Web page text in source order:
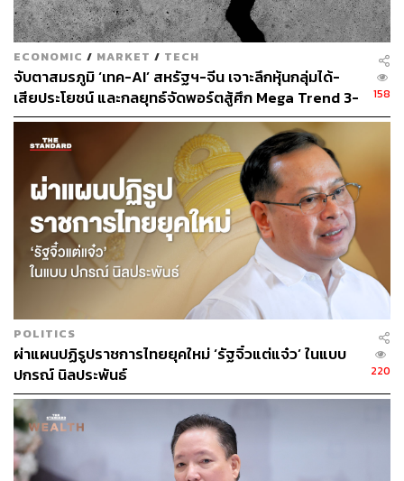
เหล่านี้จะส่งผลกระทบในวงกว้างต่อธุรกิจ วิชาชีพ และสังคม
ด้าน Elon Musk หนึ่งในมหาเศรษฐีนักลงทุนชั้นนำ ซึ่งใน
เวลานี้กำลังให้ความสนใจในการลงทุนจำนวนมากเพื่อ
สนับสนุนการพัฒนาเทคโนโลยี AI ซึ่ง Musk เตือนว่า
เทคโนโลยีของ AI อาจทำให้เกิด ‘การทำลายล้างอารยธรรม’
(Civilization Destruction) ของประเทศต่างๆ ทั่วโลกได้
ทั้งนี้ Musk กล่าวระหว่างการให้สัมภาษ์กับทาง Fox ว่า AI
นั้นมีอันตรายมากหากพิจารณาจากศักยภาพที่ AI มีอยู่ใน
ปัจจุบัน เช่น การออกแบบเครื่องบิน การออกแบบระบบ
บริหารจัดการ หรือการบำรุงรักษาการผลิต เป็นต้น
ขณะเดียวกัน ก่อนหน้านี้ Musk มีการเอ่ยปากเตือนหลายครั้ง
ถึงศักยภาพที่น่ากังวลของ AI ท่ามกลางการเพิ่มจำนวนของ
ผลิตภัณฑ์ AI สำหรับการใช้งานทั่วไปของผู้บริโภค รวมถึง
จากยักษ์ใหญ่ด้านเทคโนโลยีอย่าง Google และ Microsift ซึ่ง
เมื่อเดือนมีนาคมที่ผ่านมา Musk ได้เข้าร่วมกลุ่มผู้นำ
เทคโนโลยีรายอื่นๆ ในการลงนามในจดหมายเปิดผนึกเพื่อ
เรียกร้องให้มีการหยุดการแข่งขันชั่วคราวเป็นเวลา 6 เดือน
สำหรับการพัฒนา AI
ECONOMIC / MARKET / TECH
จับตาสมรภูมิ ‘เทค-AI’ สหรัฐฯ-จีน เจาะลึกหุ้นกลุ่มได้-
เสียประโยชน์ และกลยุทธ์จัดพอร์ตสู้ศึก Mega Trend 3-
5 ปีข้างหน้า
158
POLITICS
ผ่าแผนปฏิรูปราชการไทยยุคใหม่ ‘รัฐจิ๋วแต่แจ๋ว’ ในแบบ
ปกรณ์ นิลประพันธ์
220